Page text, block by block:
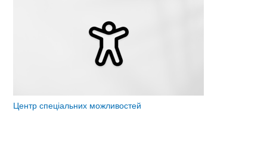
Центр спеціальних можливостей